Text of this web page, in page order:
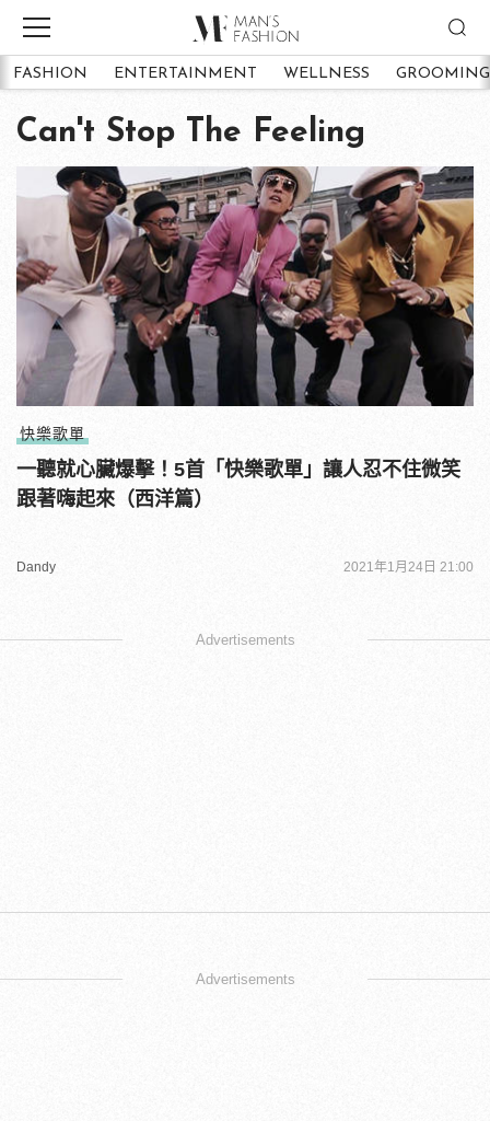
FASHION ENTERTAINMENT WELLNESS GROOMING
Can't Stop The Feeling
快樂歌單
一聽就心臟爆擊！5首「快樂歌單」讓人忍不住微笑
跟著嗨起來（西洋篇）
Dandy 2021年1月24日 21:00
Advertisements
Advertisements